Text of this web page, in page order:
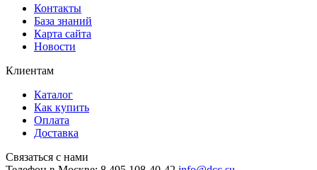
Контакты
База знаний
Карта сайта
Новости
Клиентам
Каталог
Как купить
Оплата
Доставка
Связаться с нами